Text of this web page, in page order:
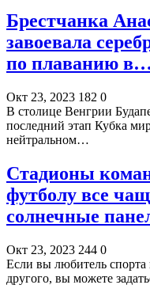
Брестчанка
завоевала
по плаванию в…
Окт 23, 2023 182 0
В столице Венгрии
последний этап Кубка
нейтральном…
Стадионы
футболу все
солнечные
Окт 23, 2023 244 0
Если вы любитель
другого, вы можете